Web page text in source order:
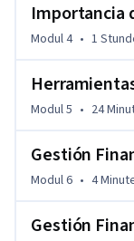
Importancia
Modul 4 • 1
Modul 5 • 24
Gestión
Modul 6 • 4
Gestión